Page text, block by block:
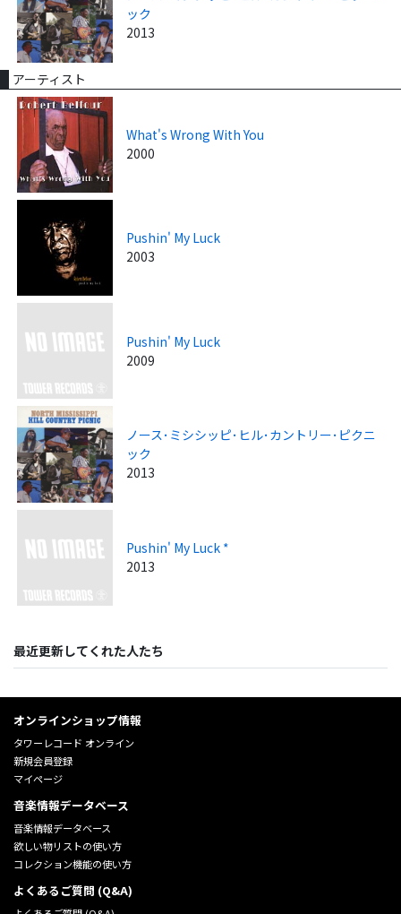
ック
2013
アーティスト
What's Wrong With You
2000
Pushin' My Luck
2003
Pushin' My Luck
2009
ノース･ミシシッピ･ヒル･カントリー･ピクニ
ック
2013
Pushin' My Luck *
2013
最近更新してくれた人たち
オンラインショップ情報
タワーレコード オンライン
新規会員登録
マイページ
音楽情報データベース
音楽情報データベース
欲しい物リストの使い方
コレクション機能の使い方
よくあるご質問 (Q&A)